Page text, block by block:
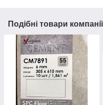
Подібні товари компанії